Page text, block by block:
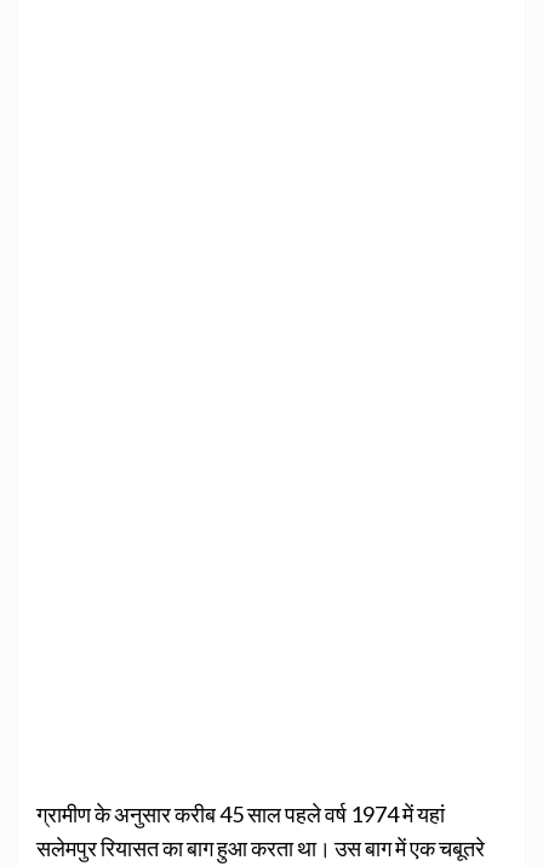
ग्रामीण के अनुसार करीब 45 साल पहले वर्ष 1974 में यहां
सलेमपुर रियासत का बाग हुआ करता था। उस बाग में एक चबूतरे